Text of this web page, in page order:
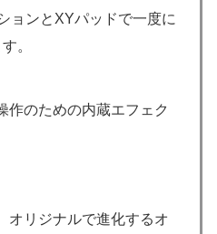
ョンとXYパッドで一度に
。
作のための内蔵エフェク
オリジナルで進化するオ